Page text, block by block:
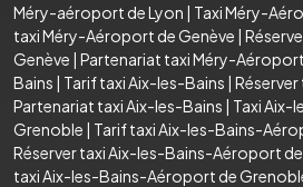
Méry-aéroport de Lyon | Taxi Méry-
taxi Méry-Aéroport de Genève |
Genève | Partenariat taxi Méry-
Bains | Tarif taxi Aix-les-Bains |
Partenariat taxi Aix-les-Bains | Taxi Aix-
Grenoble | Tarif taxi Aix-les-Bains-
Réserver taxi Aix-les-Bains-Aéroport
taxi Aix-les-Bains-Aéroport de